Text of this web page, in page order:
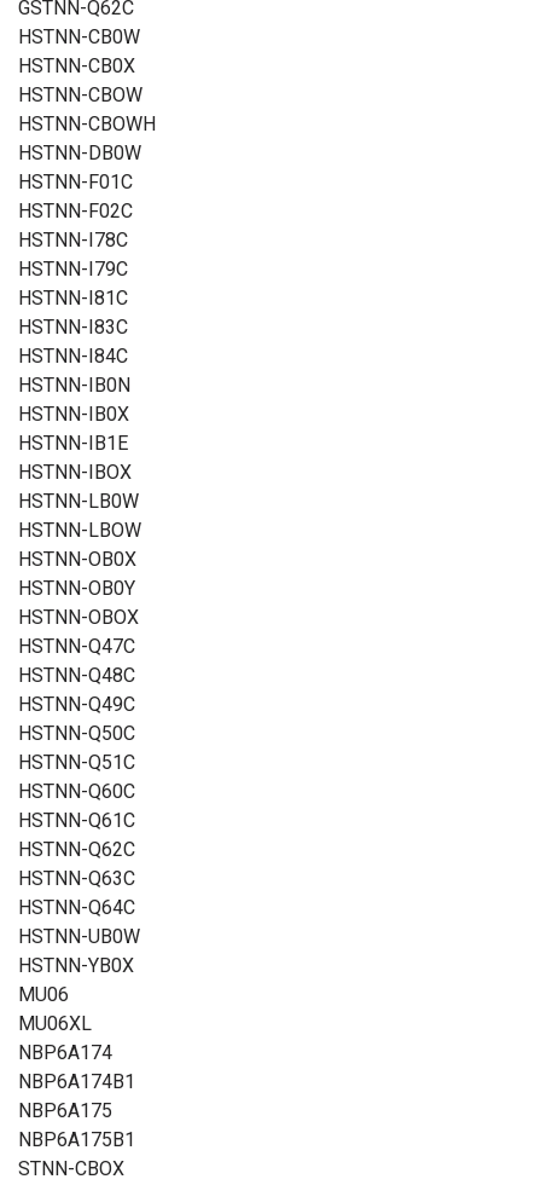
GSTNN-Q62C
HSTNN-CB0W
HSTNN-CB0X
HSTNN-CBOW
HSTNN-CBOWH
HSTNN-DB0W
HSTNN-F01C
HSTNN-F02C
HSTNN-I78C
HSTNN-I79C
HSTNN-I81C
HSTNN-I83C
HSTNN-I84C
HSTNN-IB0N
HSTNN-IB0X
HSTNN-IB1E
HSTNN-IBOX
HSTNN-LB0W
HSTNN-LBOW
HSTNN-OB0X
HSTNN-OB0Y
HSTNN-OBOX
HSTNN-Q47C
HSTNN-Q48C
HSTNN-Q49C
HSTNN-Q50C
HSTNN-Q51C
HSTNN-Q60C
HSTNN-Q61C
HSTNN-Q62C
HSTNN-Q63C
HSTNN-Q64C
HSTNN-UB0W
HSTNN-YB0X
MU06
MU06XL
NBP6A174
NBP6A174B1
NBP6A175
NBP6A175B1
STNN-CBOX